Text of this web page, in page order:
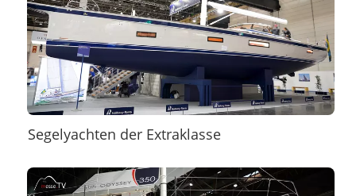
Segelyachten der Extraklasse